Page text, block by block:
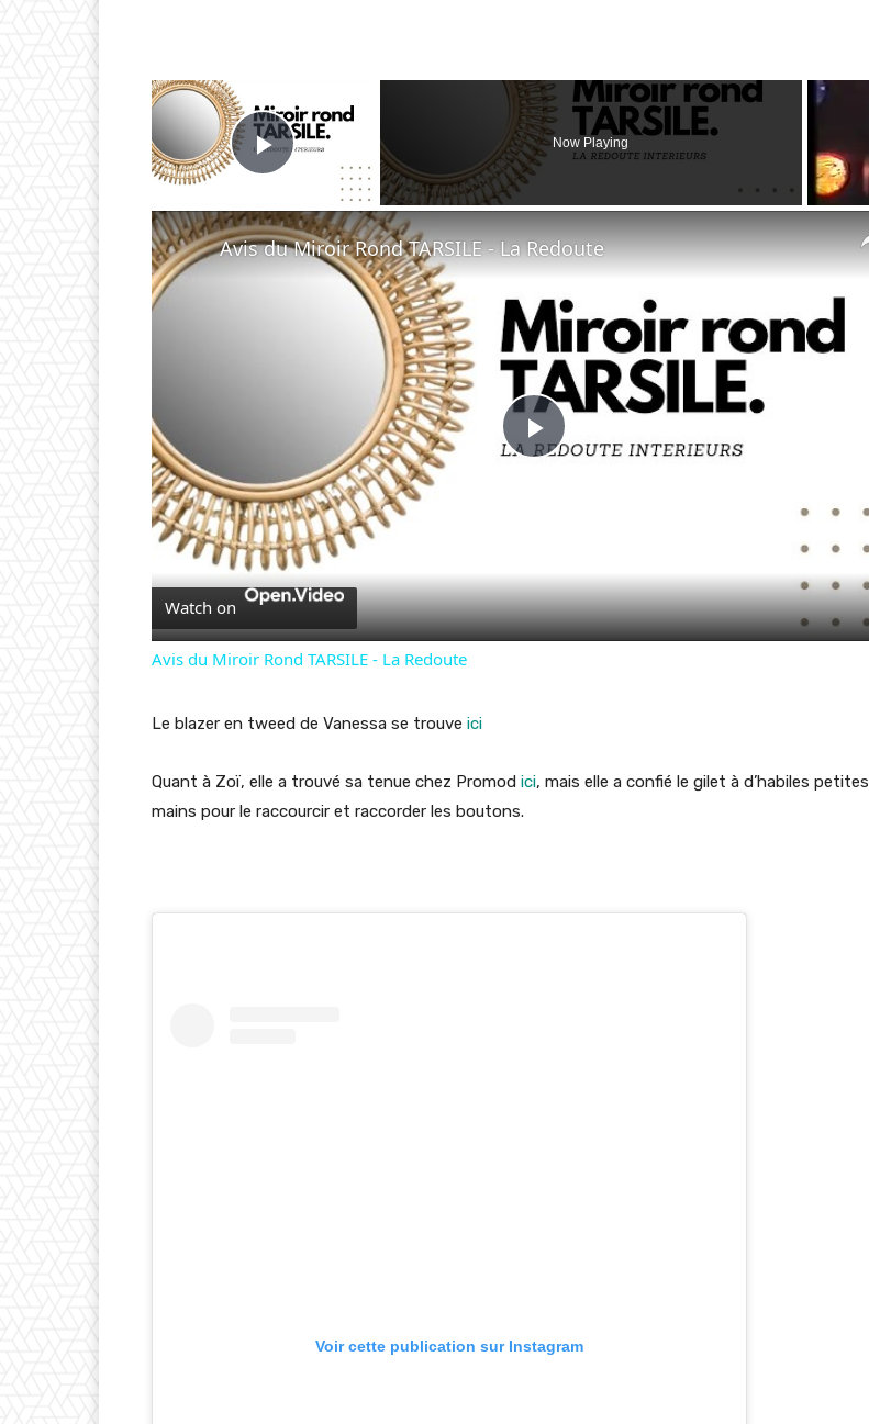
Play Video
Now Playing
Play
Avis du Miroir Rond TARSILE - La Redoute
Watch on
Avis du Miroir Rond TARSILE - La Redoute
Le blazer en tweed de Vanessa se trouve ici
Quant à Zoï, elle a trouvé sa tenue chez Promod ici, mais elle a confié le gilet à d’habiles petites
mains pour le raccourcir et raccorder les boutons.
Voir cette publication sur Instagram